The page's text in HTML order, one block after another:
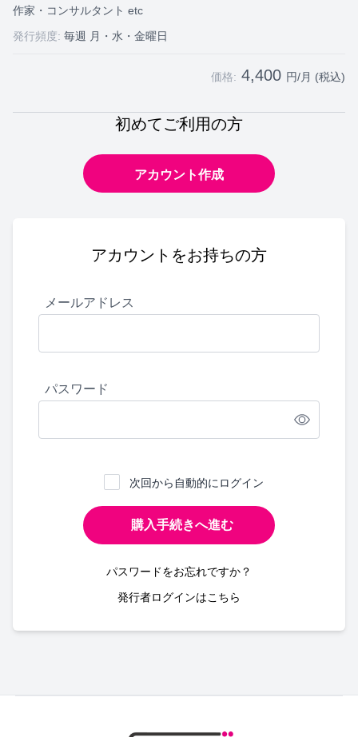
作家・コンサルタント etc
発行頻度: 毎週 月・水・金曜日
価格: 4,400 円/月 (税込)
初めてご利用の方
アカウント作成
アカウントをお持ちの方
メールアドレス
パスワード
次回から自動的にログイン
購入手続きへ進む
パスワードをお忘れですか？
発行者ログインはこちら